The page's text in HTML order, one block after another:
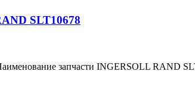
SLT10678
запчасти INGERSOLL RAND